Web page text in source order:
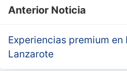
Anterior Noticia
Experiencias premium
Lanzarote